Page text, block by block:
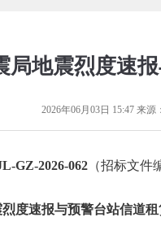
局地震烈度速
2026年06月03日 15:47来源：
GZ-2026-062 （招标文件
度速报与预警台站信道